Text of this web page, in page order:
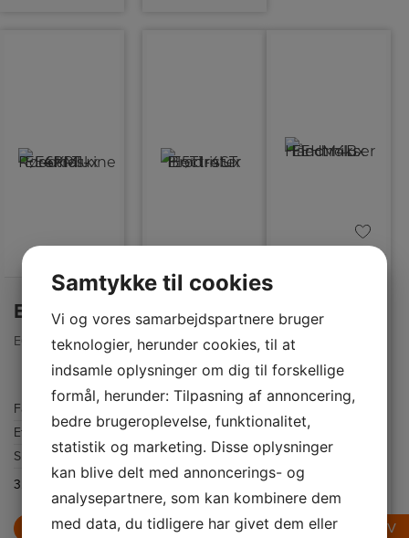
Electrolux Røremaskine
E6KM1-4PPT
Farve
Hvid
Effekt
1200 W
Skålstørrelse 6 L
3.199,-
LÆG I KURV
Electrolux Brødrister
E5T1-4ST
Electrolux Create
5 E5T1-4ST
rustfrit stål med
risteindstillinger,
brødcentrering,
optønings- og
genopvarmningsfunktion,
manuel
løftefunktion,
aftagelig
krummebakke
og 800 W effekt.
Rustfri stål
Højde
190 mm
Bredde
262
LÆG I KURV
EHM4B
Electrolux
EHM4B elpisker
med 500 W
motor, 5
hastigheder +
turbofunktion, to
dejkroge i rustfrit
størrelse
(205×90×166
mm),
tilbehørsopbevaring,
dele tåler
opvaskemaskine,
lavet af
genbrugsplast.
500 W
Antal
hastigheder
399,-
LÆG I KURV
Samtykke til cookies
Vi og vores samarbejdspartnere bruger
teknologier, herunder cookies, til at
indsamle oplysninger om dig til forskellige
formål, herunder: Tilpasning af annoncering,
bedre brugeroplevelse, funktionalitet,
statistik og marketing. Disse oplysninger
kan blive delt med annoncerings- og
analysepartnere, som kan kombinere dem
med data, du tidligere har givet dem eller